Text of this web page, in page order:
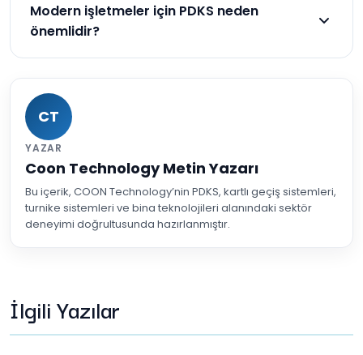
Modern işletmeler için PDKS neden
önemlidir?
CT
YAZAR
Coon Technology Metin Yazarı
Bu içerik, COON Technology’nin PDKS, kartlı geçiş sistemleri,
turnike sistemleri ve bina teknolojileri alanındaki sektör
deneyimi doğrultusunda hazırlanmıştır.
İlgili Yazılar